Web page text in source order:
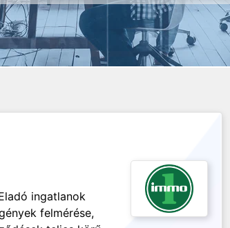
ingatlanok
felmérése,